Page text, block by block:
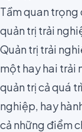
Tầm quan trọng
quản trị trải
Quản trị trải
một hay hai trải
quản trị cả quá
nghiệp, hay
cả những điểm